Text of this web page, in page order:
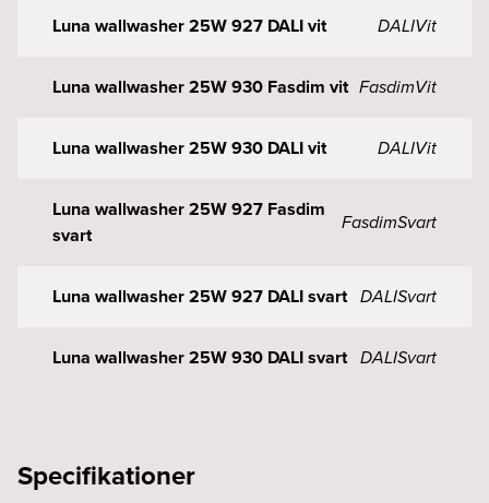
Luna wallwasher 25W 927 DALI vit DALIVit
Luna wallwasher 25W 930 Fasdim vit FasdimVit
Luna wallwasher 25W 930 DALI vit DALIVit
Luna wallwasher 25W 927 Fasdim
svart
FasdimSvart
Luna wallwasher 25W 927 DALI svart DALISvart
Luna wallwasher 25W 930 DALI svart DALISvart
Specifikationer